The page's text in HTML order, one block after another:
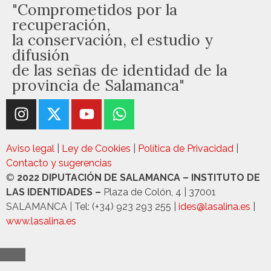
"Comprometidos por la
recuperación,
la conservación, el estudio y
difusión
de las señas de identidad de la
provincia de Salamanca"
Aviso legal Ley de Cookies Política de Privacidad
Contacto y sugerencias
© 2022 DIPUTACIÓN DE SALAMANCA – INSTITUTO DE
LAS IDENTIDADES – Plaza de Colón, 4 | 37001
SALAMANCA | Tel: (+34) 923 293 255 | ides@lasalina.es
www.lasalina.es